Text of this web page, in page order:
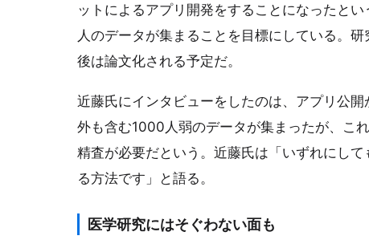
ットによるアプリ開発をすることになったと
人のデータが集まることを目標にしている。
後は論文化される予定だ。
近藤氏にインタビューをしたのは、アプリ公
外も含む1000人弱のデータが集まったが、こ
精査が必要だという。近藤氏は「いずれにし
る方法です」と語る。
医学研究にはそぐわない面も